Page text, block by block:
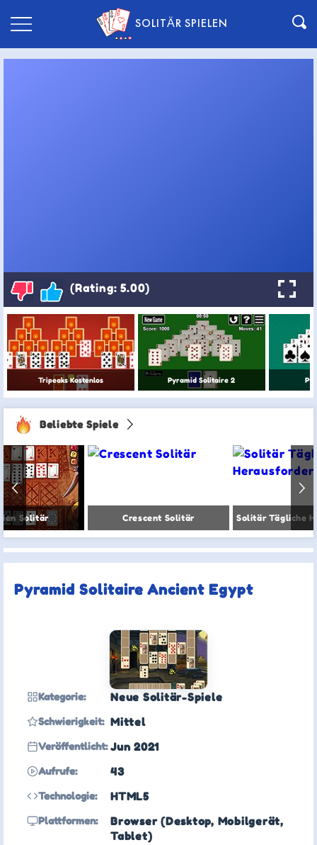
SOLITÄR SPIELEN
(Rating: 5.00)
Tripeaks Kostenlos Pyramid Solitaire 2
Beliebte Spiele
Solitär Crescent Solitär
Pyramid Solitaire Ancient Egypt
Kategorie: Neue Solitär-Spiele
Schwierigkeit: Mittel
Veröffentlicht: Jun 2021
Aufrufe: 43
Technologie: HTML5
Plattformen:
Browser (Desktop, Mobilgerät,
Tablet)